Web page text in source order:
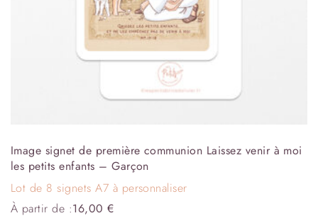
Image signet de première communion Laissez venir à moi
les petits enfants – Garçon
Lot de 8 signets A7 à personnaliser
À partir de :16,00€